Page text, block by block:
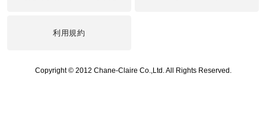
利用規約
Copyright © 2012 Chane-Claire Co.,Ltd. All Rights Reserved.